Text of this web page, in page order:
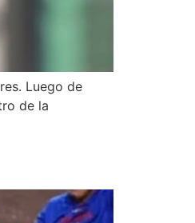
Luego de
de la